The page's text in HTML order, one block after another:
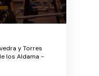
y Torres
los Aldama -